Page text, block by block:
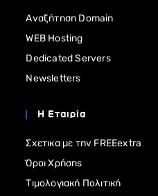
Αναζήτηση Domain
WEB Hosting
Dedicated Servers
Newsletters
Η Εταιρία
Σχετικα με την FREEextra
Όροι Χρήσης
Τιμολογιακή Πολιτική